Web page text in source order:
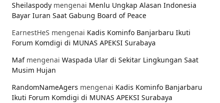
Sheilaspody mengenai Menlu Ungkap Alasan Indonesia
Bayar Iuran Saat Gabung Board of Peace
EarnestHeS mengenai Kadis Kominfo Banjarbaru Ikuti
Forum Komdigi di MUNAS APEKSI Surabaya
Mafmengenai Waspada Ular di Sekitar Lingkungan Saat
Musim Hujan
RandomNameAgers mengenai Kadis Kominfo Banjarbaru
Ikuti Forum Komdigi di MUNAS APEKSI Surabaya